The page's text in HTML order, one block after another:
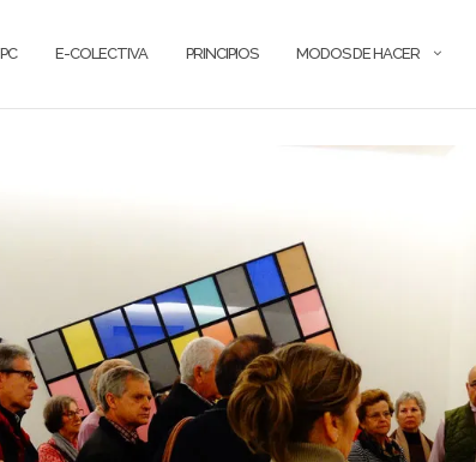
E-COLECTIVA PRINCIPIOS MODOS DE HACER